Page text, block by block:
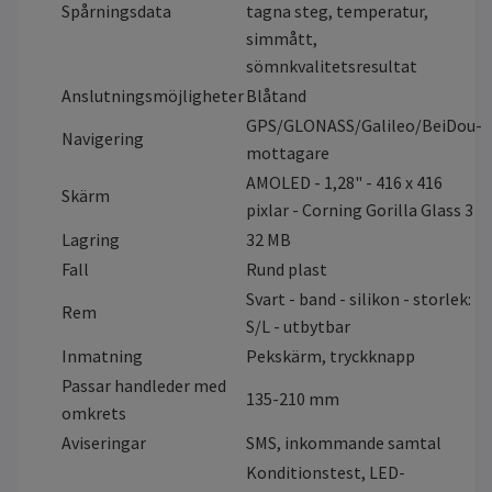
Spårningsdata
tagna steg, temperatur,
simmått,
sömnkvalitetsresultat
AnslutningsmöjligheterBlåtand
Navigering
GPS/GLONASS/Galileo/BeiDou-
mottagare
Skärm
AMOLED - 1,28" - 416 x 416
pixlar - Corning Gorilla Glass 3
Lagring
32 MB
Fall
Rund plast
Rem
Svart - band - silikon - storlek:
S/L - utbytbar
Inmatning
Pekskärm, tryckknapp
Passar handleder med
omkrets
135-210 mm
Aviseringar
SMS, inkommande samtal
Konditionstest, LED-